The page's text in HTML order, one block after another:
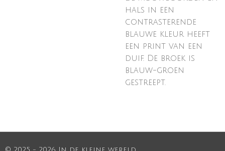
hals in een
contrasterende
blauwe kleur heeft
een print van een
duif. De broek is
blauw-groen
gestreept.